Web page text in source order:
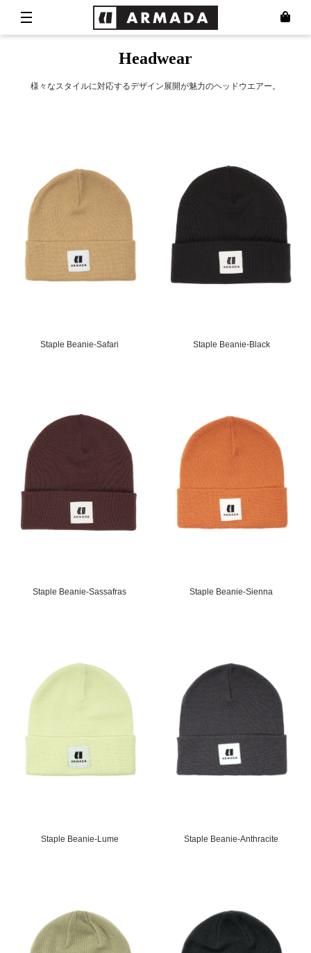
Headwear
様々なスタイルに対応するデザイン展開が魅力のヘッドウエアー。
Staple Beanie-Safari Staple Beanie-Black
Staple Beanie-Sassafras Staple Beanie-Sienna
Staple Beanie-Lume Staple Beanie-Anthracite